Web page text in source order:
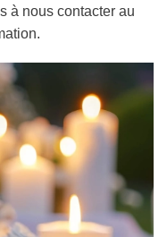
à nous contacter au